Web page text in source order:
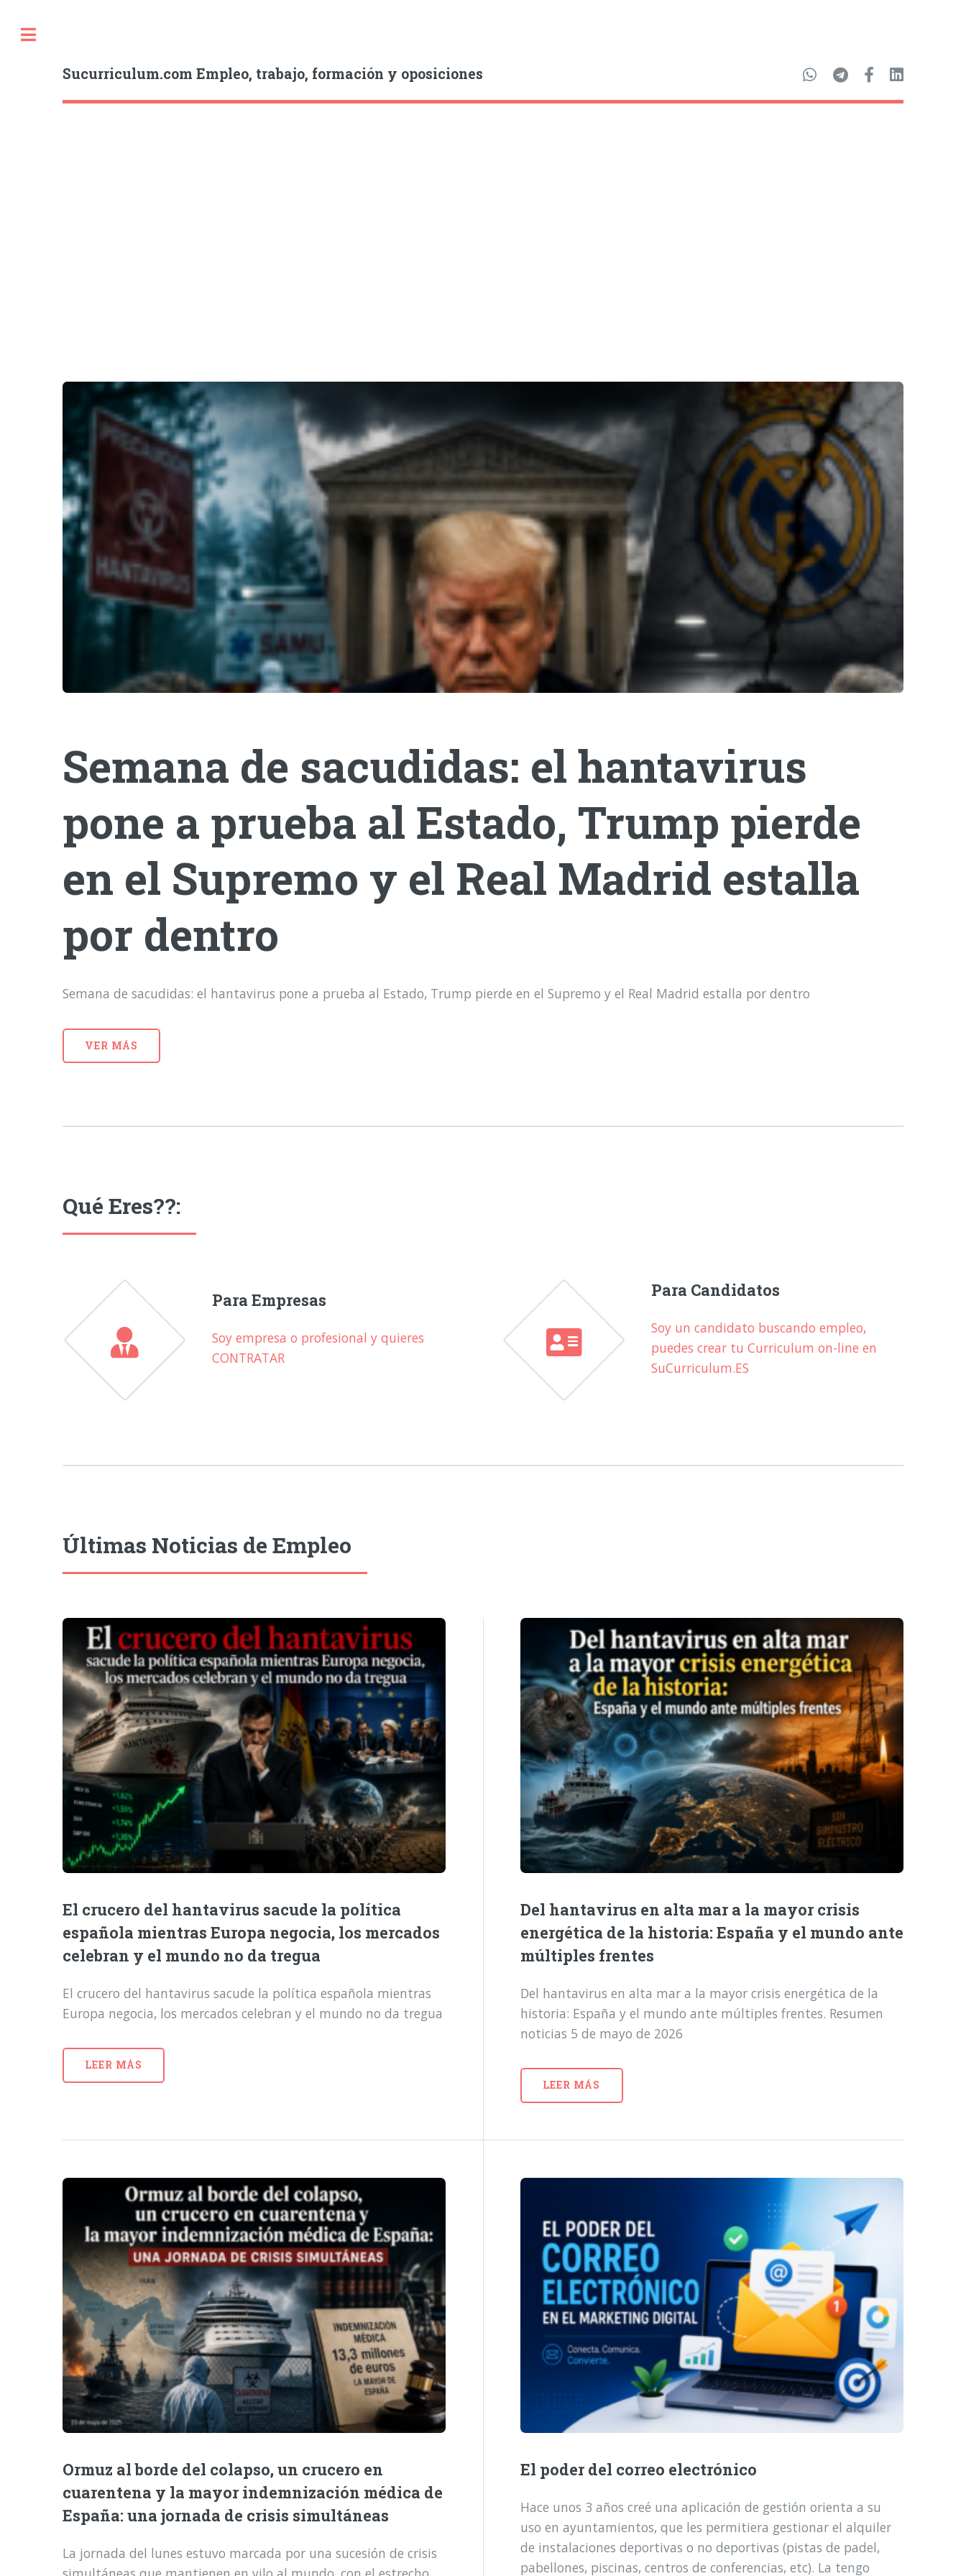
Sucurriculum.com Empleo, trabajo, formación y oposiciones
Semana de sacudidas: el hantavirus
pone a prueba al Estado, Trump pierde
en el Supremo y el Real Madrid estalla
por dentro
Semana de sacudidas: el hantavirus pone a prueba al Estado, Trump pierde en el Supremo y el Real Madrid estalla por dentro
VER MÁS
Qué Eres??:
Para Empresas
Soy empresa o profesional y quieres
CONTRATAR
Para Candidatos
Soy un candidato buscando empleo,
puedes crear tu Curriculum on-line en
SuCurriculum.ES
Últimas Noticias de Empleo
El crucero del hantavirus sacude la política
española mientras Europa negocia, los mercados
celebran y el mundo no da tregua
El crucero del hantavirus sacude la política española mientras
Europa negocia, los mercados celebran y el mundo no da tregua
LEER MÁS
Del hantavirus en alta mar a la mayor crisis
energética de la historia: España y el mundo ante
múltiples frentes
Del hantavirus en alta mar a la mayor crisis energética de la
historia: España y el mundo ante múltiples frentes. Resumen
noticias 5 de mayo de 2026
LEER MÁS
Ormuz al borde del colapso, un crucero en
cuarentena y la mayor indemnización médica de
España: una jornada de crisis simultáneas
La jornada del lunes estuvo marcada por una sucesión de crisis
El poder del correo electrónico
Hace unos 3 años creé una aplicación de gestión orienta a su
uso en ayuntamientos, que les permitiera gestionar el alquiler
de instalaciones deportivas o no deportivas (pistas de padel,
pabellones, piscinas, centros de conferencias, etc). La tengo